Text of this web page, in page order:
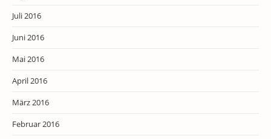
Juli 2016
Juni 2016
Mai 2016
April 2016
März 2016
Februar 2016